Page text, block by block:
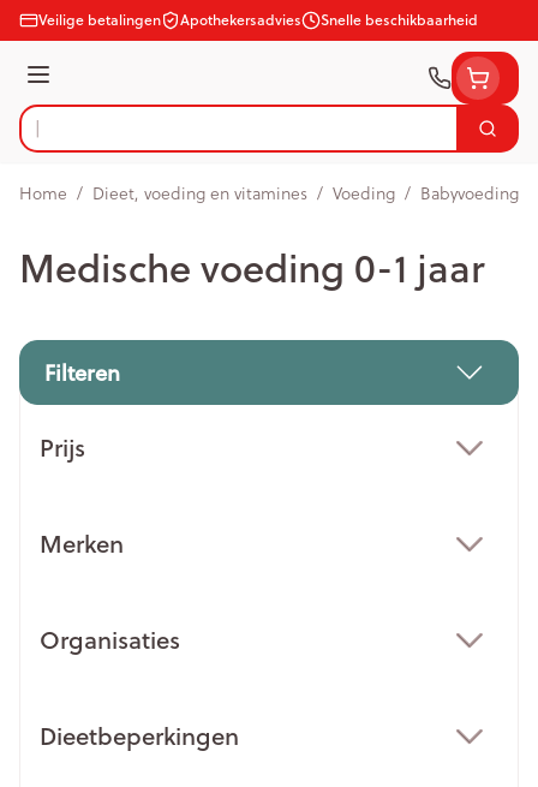
Ga naar de inhoud
Veilige betalingen Apothekersadvies Snelle beschikbaarheid
Menu
Product, merk, categorie...
Zoek
Home / Dieet, voeding en vitamines / Voeding / Babyvoeding
Medische voeding 0-1 jaar
Filteren
Prijs
Merken
Organisaties
Dieetbeperkingen